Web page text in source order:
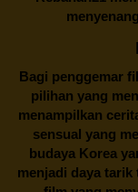
Bagi penggemar
pilihan yang
menampilkan
sensual yang
budaya Korea
menjadi daya